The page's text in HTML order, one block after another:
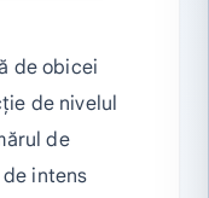
de obicei
de nivelul
de
intens